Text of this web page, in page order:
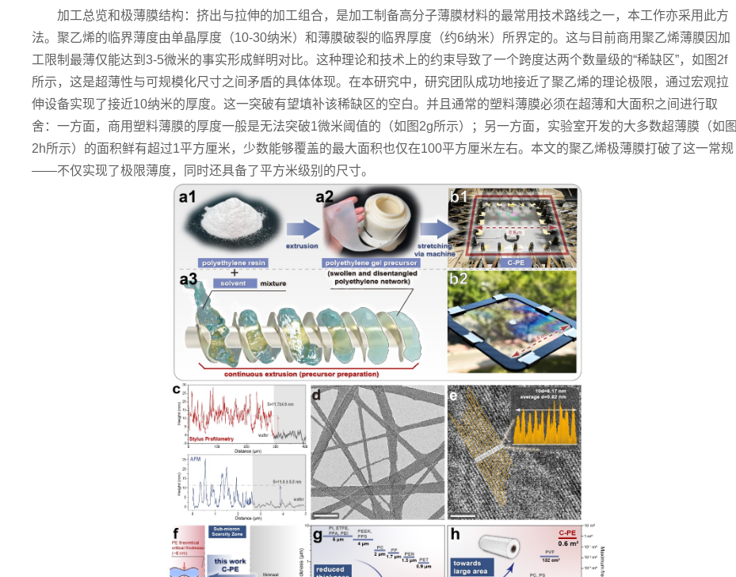
加工总览和极薄膜结构：挤出与拉伸的加工组合，是加工制备高分子薄膜材料的最常用技术路线之一，本工作亦采用此方
法。聚乙烯的临界薄度由单晶厚度（10-30纳米）和薄膜破裂的临界厚度（约6纳米）所界定的。这与目前商用聚乙烯薄膜因加
工限制最薄仅能达到3-5微米的事实形成鲜明对比。这种理论和技术上的约束导致了一个跨度达两个数量级的“稀缺区”，如图2f
所示，这是超薄性与可规模化尺寸之间矛盾的具体体现。在本研究中，研究团队成功地接近了聚乙烯的理论极限，通过宏观拉
伸设备实现了接近10纳米的厚度。这一突破有望填补该稀缺区的空白。并且通常的塑料薄膜必须在超薄和大面积之间进行取
舍：一方面，商用塑料薄膜的厚度一般是无法突破1微米阈值的（如图2g所示）；另一方面，实验室开发的大多数超薄膜（如图
2h所示）的面积鲜有超过1平方厘米，少数能够覆盖的最大面积也仅在100平方厘米左右。本文的聚乙烯极薄膜打破了这一常规
——不仅实现了极限薄度，同时还具备了平方米级别的尺寸。